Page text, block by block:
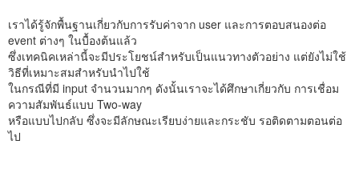
เราได้รู้จักพื้นฐานเกี่ยวกับการรับค่าจาก user และการตอบสนองต่อ
event ต่างๆ ในบื้องต้นแล้ว
ซึ่งเทคนิคเหล่านี้จะมีประโยชน์สำหรับเป็นแนวทางตัวอย่าง แต่ยังไม่ใช้
วิธีที่เหมาะสมสำหรับนำไปใช้
ในกรณีที่มี input จำนวนมากๆ ดังนั้นเราจะได้ศึกษาเกี่ยวกับ การเชื่อม
ความสัมพันธ์แบบ Two-way
หรือแบบไปกลับ ซึ่งจะมีลักษณะเรียบง่ายและกระชับ รอติดตามตอนต่อ
ไป